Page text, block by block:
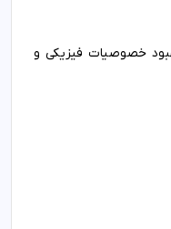
خصوصیات فیزیکی و